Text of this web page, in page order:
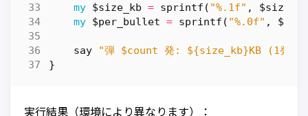
my $size_kb = sprintf ( "%.1f" , $size
my $per_bullet = sprintf ( "%.0f" ,
say
"弾 $count 発: ${size_kb}KB (1発あ
}
実行結果（環境により異なります）：